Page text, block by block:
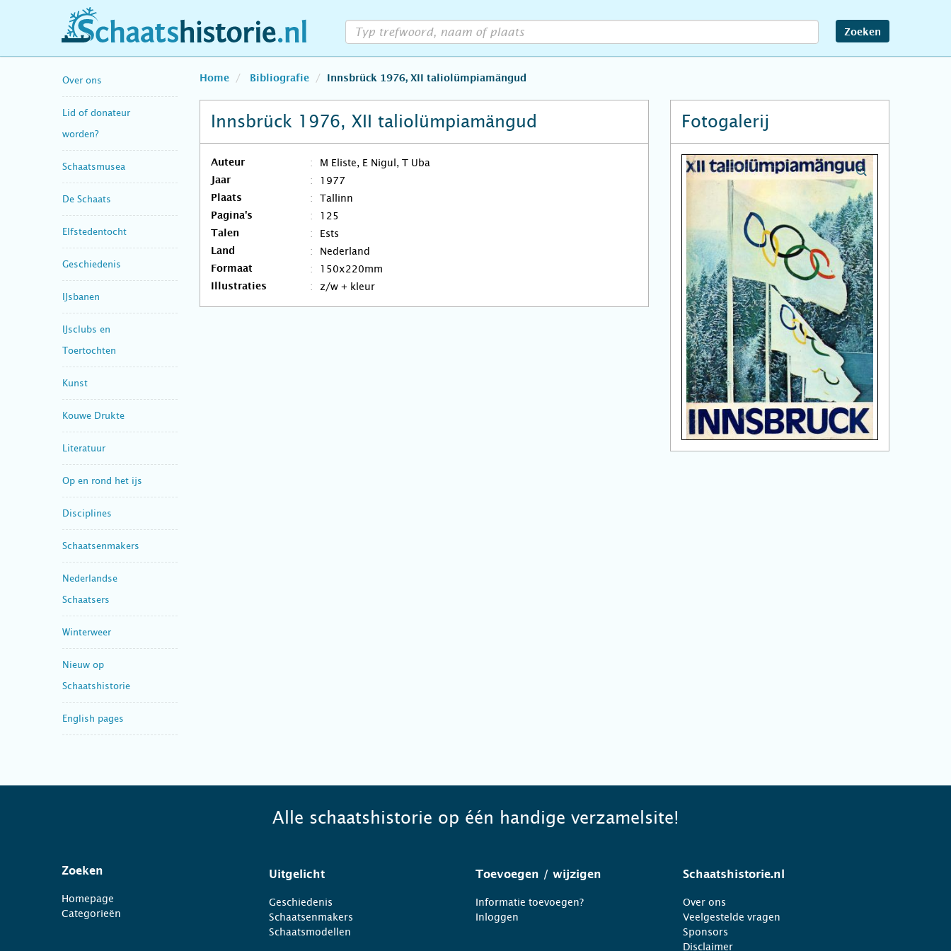
schaatshistorie.nl Zoeken
Over ons
Lid of donateur
worden?
Schaatsmusea
De Schaats
Elfstedentocht
Geschiedenis
IJsbanen
IJsclubs en
Toertochten
Kunst
Kouwe Drukte
Literatuur
Op en rond het ijs
Disciplines
Schaatsenmakers
Nederlandse
Schaatsers
Winterweer
Nieuw op
Schaatshistorie
English pages
Home Bibliografie Innsbrück 1976, XII taliolümpiamängud
Innsbrück 1976, XII taliolümpiamängud
Auteur M Eliste, E Nigul, T Uba
Jaar 1977
Plaats Tallinn
Pagina's 125
Talen Ests
Land Nederland
Formaat 150x220mm
Illustraties z/w + kleur
Fotogalerij
Alle schaatshistorie op één handige verzamelsite!
Zoeken
Homepage
Categorieën
Uitgelicht
Geschiedenis
Schaatsenmakers
Schaatsmodellen
Toevoegen / wijzigen
Informatie toevoegen?
Inloggen
Schaatshistorie.nl
Over ons
Veelgestelde vragen
Sponsors
Disclaimer